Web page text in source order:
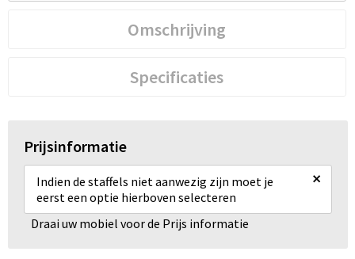
Omschrijving
Specificaties
Prijsinformatie
Indien de staffels niet aanwezig zijn moet je
eerst een optie hierboven selecteren
×
Draai uw mobiel voor de Prijs informatie